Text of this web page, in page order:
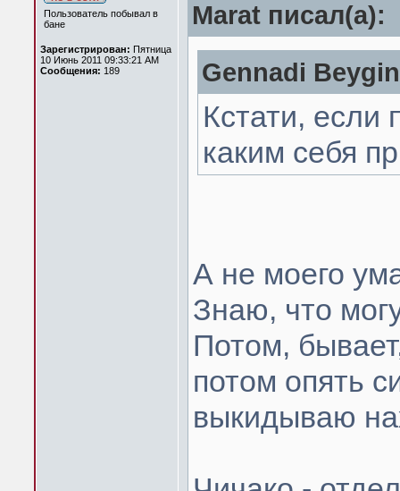
Пользователь побывал в
бане
Зарегистрирован: Пятница
10 Июнь 2011 09:33:21 AM
Сообщения: 189
Marat писал(а):
Gennadi
Кстати, если
каким себя
А не моего
Знаю, что
Потом,
потом опять
выкидываю